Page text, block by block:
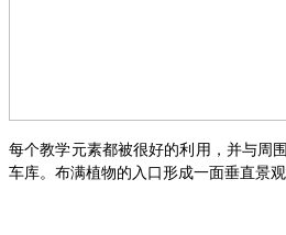
每个教学元素都被很好的利用，并与周
车库。布满植物的入口形成一面垂直景